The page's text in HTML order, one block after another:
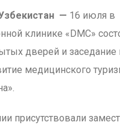
— 16 июля в
клинике «DMC»
дверей и заседание
медицинского
присутствовали